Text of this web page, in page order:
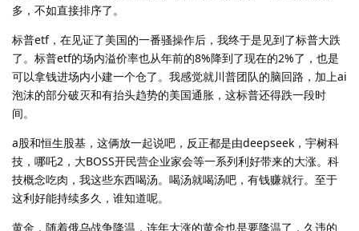
2月理财月报
在三七开。
按绝对盈利由大到小到负的排序，依次是（水上）a股股基 信用债券
短债债券 恒生股基 黄金etf （水下）中长债债券 标普etf。
2月一口气买了好多奇奇怪怪的产品，算亏损占比一下子就麻烦很
多，不如直接排序了。
标普etf，在见证了美国的一番骚操作后，我终于是见到了标普大跌
了。标普etf的场内溢价率也从年前的8%降到了现在的2%了，也是
可以拿钱进场内小建一个仓了。我感觉就川普团队的脑回路，加上ai
泡沫的部分破灭和有抬头趋势的美国通胀，这标普还得跌一段时